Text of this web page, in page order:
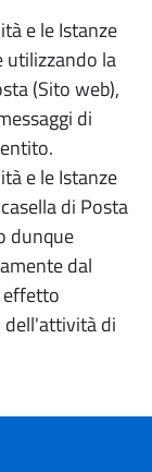
e le Istanze
utilizzando la
(Sito web),
di
e le Istanze
di Posta
dunque
dal
effetto
di